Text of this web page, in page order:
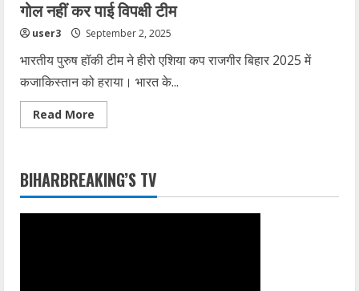
गोल नहीं कर पाई विपक्षी टीम
user3 September 2, 2025
भारतीय पुरुष हॉकी टीम ने हीरो एशिया कप राजगीर बिहार 2025 में
कजाकिस्तान को हराया। भारत के...
Read More
more
हॉकी
में
भारत
ने
कजाकिस्तान
BIHARBREAKING’S TV